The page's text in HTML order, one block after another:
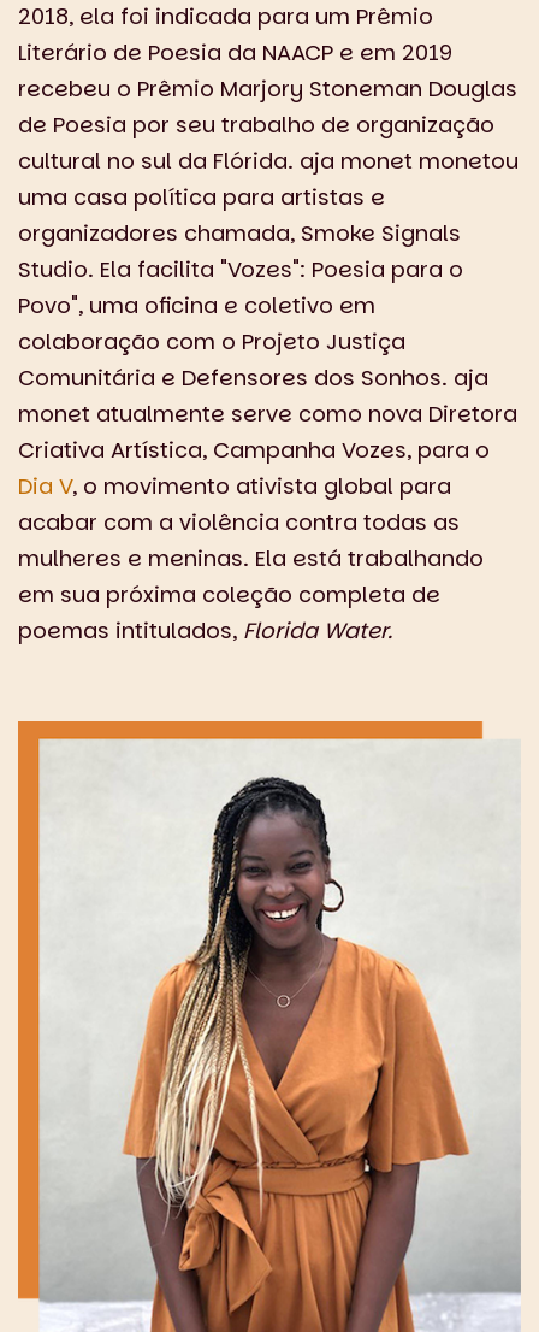
2018, ela foi indicada para um Prêmio
Literário de Poesia da NAACP e em 2019
recebeu o Prêmio Marjory Stoneman Douglas
de Poesia por seu trabalho de organização
cultural no sul da Flórida. aja monet monetou
uma casa política para artistas e
organizadores chamada, Smoke Signals
Studio. Ela facilita "Vozes": Poesia para o
Povo", uma oficina e coletivo em
colaboração com o Projeto Justiça
Comunitária e Defensores dos Sonhos. aja
monet atualmente serve como nova Diretora
Criativa Artística, Campanha Vozes, para o
Dia V, o movimento ativista global para
acabar com a violência contra todas as
mulheres e meninas. Ela está trabalhando
em sua próxima coleção completa de
poemas intitulados, Florida Water.